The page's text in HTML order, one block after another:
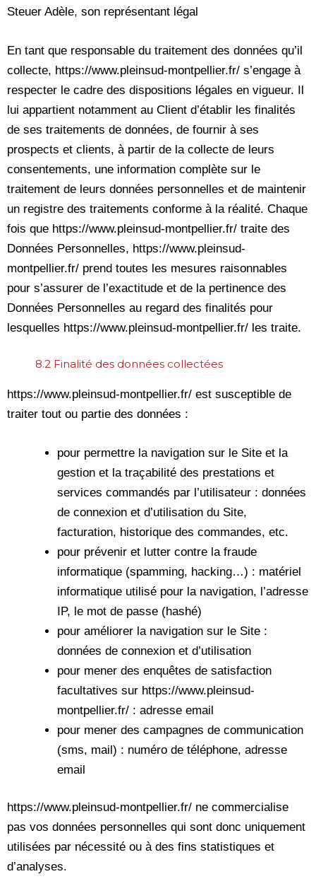
Steuer Adèle, son représentant légal
En tant que responsable du traitement des données qu’il
collecte, https://www.pleinsud-montpellier.fr/ s’engage à
respecter le cadre des dispositions légales en vigueur. Il
lui appartient notamment au Client d’établir les finalités
de ses traitements de données, de fournir à ses
prospects et clients, à partir de la collecte de leurs
consentements, une information complète sur le
traitement de leurs données personnelles et de maintenir
un registre des traitements conforme à la réalité. Chaque
fois que https://www.pleinsud-montpellier.fr/ traite des
Données Personnelles, https://www.pleinsud-
montpellier.fr/ prend toutes les mesures raisonnables
pour s’assurer de l’exactitude et de la pertinence des
Données Personnelles au regard des finalités pour
lesquelles https://www.pleinsud-montpellier.fr/ les traite.
8.2 Finalité des données collectées
https://www.pleinsud-montpellier.fr/ est susceptible de
traiter tout ou partie des données :
pour permettre la navigation sur le Site et la
gestion et la traçabilité des prestations et
services commandés par l’utilisateur : données
de connexion et d’utilisation du Site,
facturation, historique des commandes, etc.
pour prévenir et lutter contre la fraude
informatique (spamming, hacking…) : matériel
informatique utilisé pour la navigation, l’adresse
IP, le mot de passe (hashé)
pour améliorer la navigation sur le Site :
données de connexion et d’utilisation
pour mener des enquêtes de satisfaction
facultatives sur https://www.pleinsud-
montpellier.fr/ : adresse email
pour mener des campagnes de communication
(sms, mail) : numéro de téléphone, adresse
email
https://www.pleinsud-montpellier.fr/ ne commercialise
pas vos données personnelles qui sont donc uniquement
utilisées par nécessité ou à des fins statistiques et
d’analyses.